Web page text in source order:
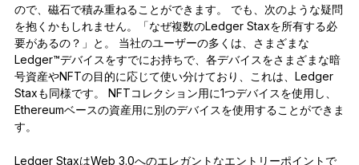
ので、磁石で積み重ねることができます。 でも、次のような疑問
を抱くかもしれません。「なぜ複数のLedger Staxを所有する必
要があるの？」と。 当社のユーザーの多くは、さまざまな
Ledger™デバイスをすでにお持ちで、各デバイスをさまざまな暗
号資産やNFTの目的に応じて使い分けており、これは、Ledger
Staxも同様です。 NFTコレクション用に1つデバイスを使用し、
Ethereumベースの資産用に別のデバイスを使用することができま
す。
Ledger StaxはWeb 3.0へのエレガントなエントリーポイントで